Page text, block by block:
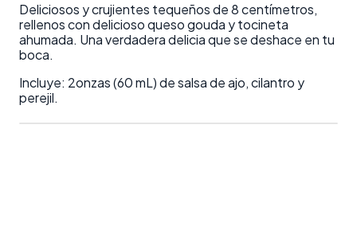
Deliciosos y crujientes tequeños de 8 centímetros,
rellenos con delicioso queso gouda y tocineta
ahumada. Una verdadera delicia que se deshace en tu
boca.
Incluye: 2onzas (60 mL) de salsa de ajo, cilantro y
perejil.